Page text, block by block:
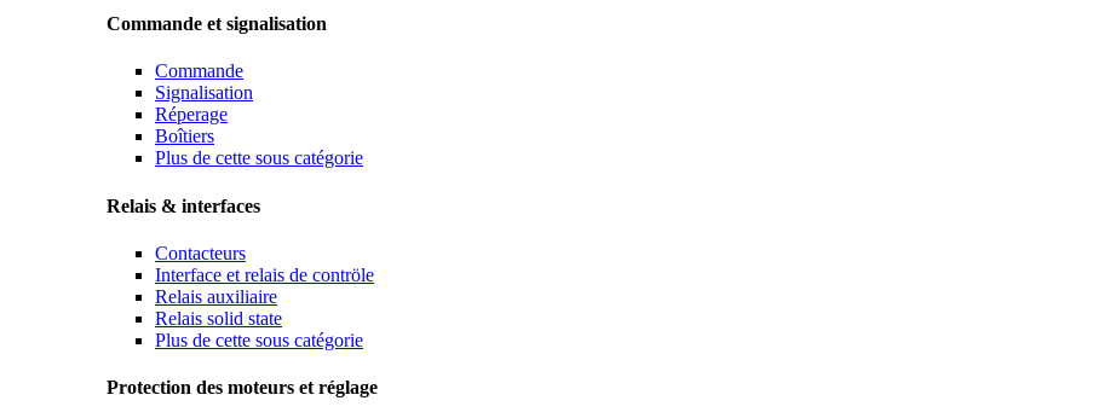
Commande et signalisation
Commande
Signalisation
Réperage
Boîtiers
Plus de cette sous catégorie
Relais & interfaces
Contacteurs
Interface et relais de contröle
Relais auxiliaire
Relais solid state
Plus de cette sous catégorie
Protection des moteurs et réglage